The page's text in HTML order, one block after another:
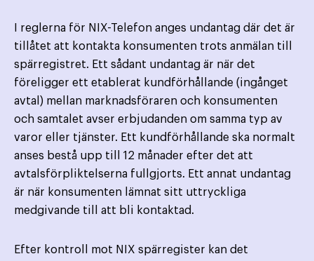
I reglerna för NIX-Telefon anges undantag där det är
tillåtet att kontakta konsumenten trots anmälan till
spärregistret. Ett sådant undantag är när det
föreligger ett etablerat kundförhållande (ingånget
avtal) mellan marknads­föraren och konsumenten
och samtalet avser erbjudanden om samma typ av
varor eller tjänster. Ett kund­förhållande ska normalt
anses bestå upp till 12 månader efter det att
avtalsförpliktelserna fullgjorts. Ett annat undantag
är när konsumenten lämnat sitt uttryckliga
medgivande till att bli kontaktad.
Efter kontroll mot NIX spärregister kan det